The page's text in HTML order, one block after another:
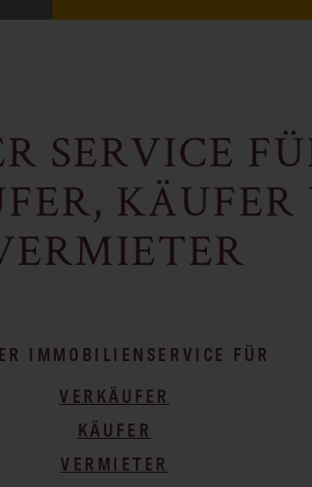
SERVICE
KÄUFER
IMMOBILIENSERVICE FÜR
VERKÄUFER
KÄUFER
VERMIETER